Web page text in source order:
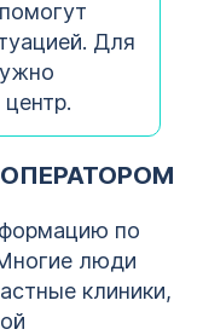
Для
по
люди
клиники,